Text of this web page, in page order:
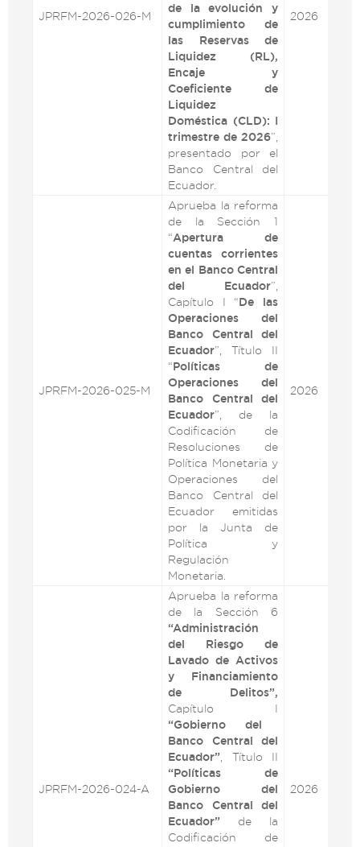
JPRFM-2026-026-M
de la evolución y
cumplimiento de
las Reservas de
Liquidez (RL),
Encaje y
Coeficiente de
Liquidez
Doméstica (CLD): I
trimestre de 2026”,
presentado por el
Banco Central del
Ecuador.
2026
JPRFM-2026-025-M
Aprueba la reforma
de la Sección 1
“Apertura de
cuentas corrientes
en el Banco Central
del Ecuador”,
Capítulo I “De las
Operaciones del
Banco Central del
Ecuador”, Título II
“Políticas de
Operaciones del
Banco Central del
Ecuador”, de la
Codificación de
Resoluciones de
Política Monetaria y
Operaciones del
Banco Central del
Ecuador emitidas
por la Junta de
Política y
Regulación
Monetaria.
2026
JPRFM-2026-024-A
Aprueba la reforma
de la Sección 6
“Administración
del Riesgo de
Lavado de Activos
y Financiamiento
de Delitos”,
Capítulo I
“Gobierno del
Banco Central del
Ecuador” , Título II
“Políticas de
Gobierno del
Banco Central del
Ecuador” de la
Codificación de
2026